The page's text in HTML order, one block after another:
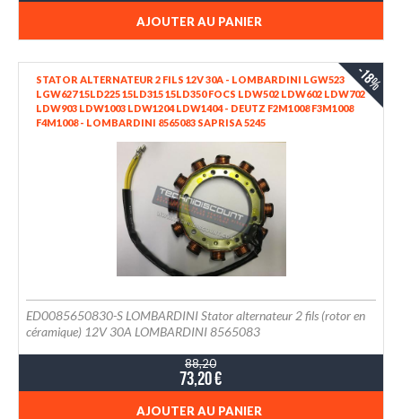
AJOUTER AU PANIER
STATOR ALTERNATEUR 2 FILS 12V 30A - LOMBARDINI LGW523
LGW627 15LD225 15LD315 15LD350 FOCS LDW502 LDW602 LDW702
LDW903 LDW1003 LDW1204 LDW1404 - DEUTZ F2M1008 F3M1008
F4M1008 - LOMBARDINI 8565083 SAPRISA 5245
-18%
ED0085650830-S LOMBARDINI Stator alternateur 2 fils (rotor en
céramique) 12V 30A LOMBARDINI 8565083
88,20
73,20 €
AJOUTER AU PANIER